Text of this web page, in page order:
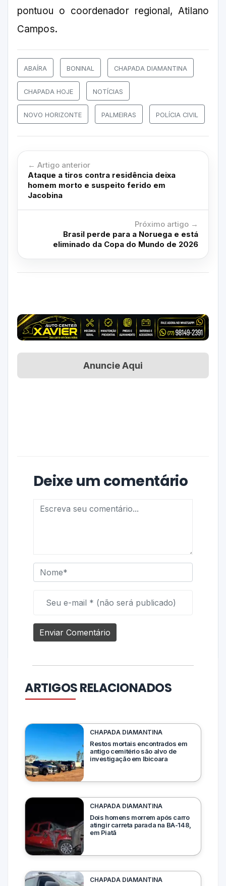
pontuou o coordenador regional, Atilano
Campos.
ABAÍRA BONINAL CHAPADA DIAMANTINA
CHAPADA HOJE NOTÍCIAS
NOVO HORIZONTE PALMEIRAS POLÍCIA CIVIL
← Artigo anterior
Ataque a tiros contra residência deixa
homem morto e suspeito ferido em
Jacobina
Próximo artigo →
Brasil perde para a Noruega e está
eliminado da Copa do Mundo de 2026
Anuncie Aqui
Deixe um comentário
ARTIGOS RELACIONADOS
CHAPADA DIAMANTINA
Restos mortais encontrados em
antigo cemitério são alvo de
investigação em Ibicoara
CHAPADA DIAMANTINA
Dois homens morrem após carro
atingir carreta parada na BA-148,
em Piatã
CHAPADA DIAMANTINA